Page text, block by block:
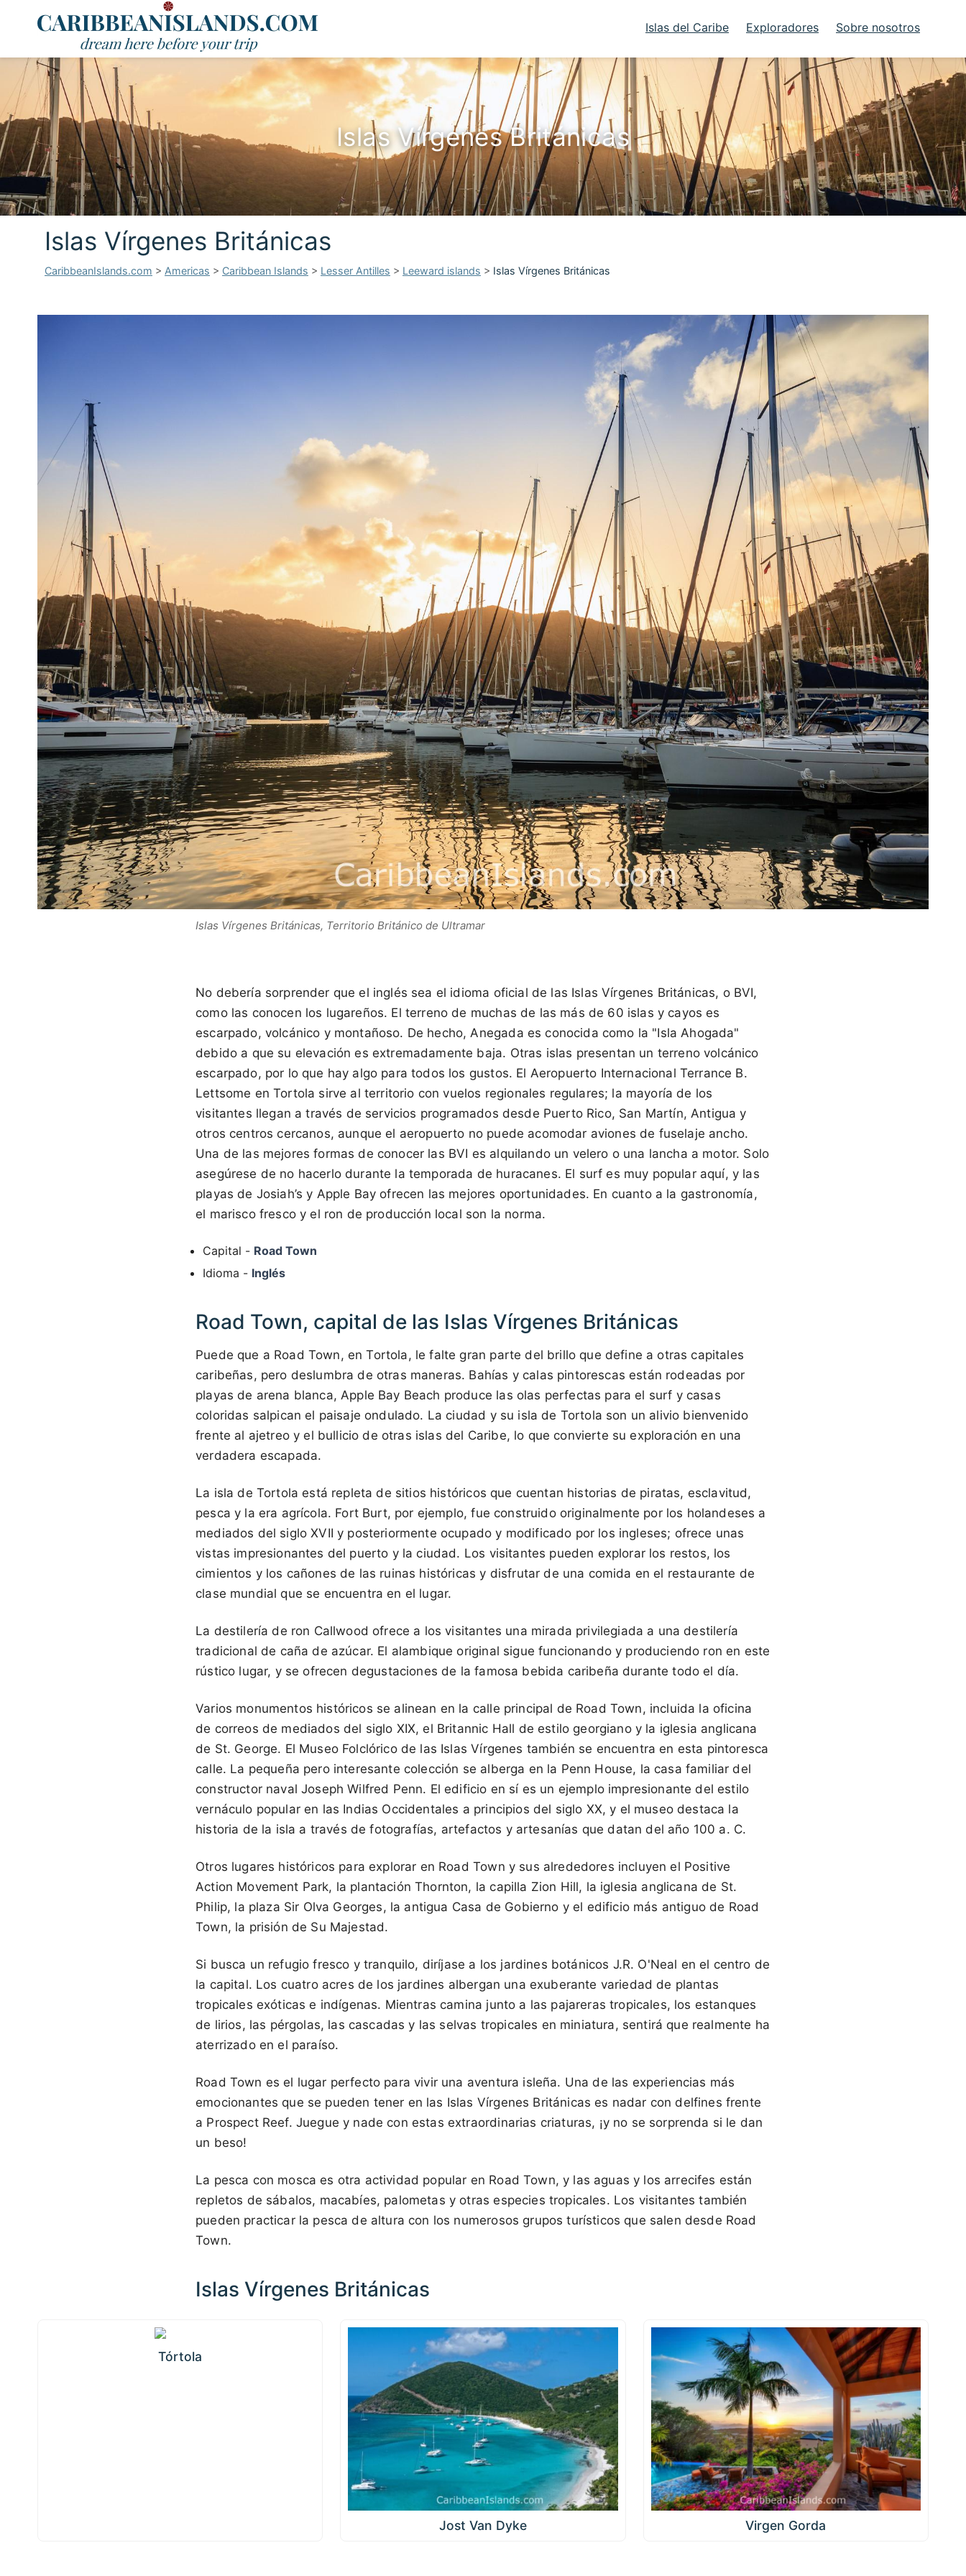
Islas del Caribe Exploradores Sobre nosotros
Islas Vírgenes Británicas
Islas Vírgenes Británicas
CaribbeanIslands.com > Americas > Caribbean Islands > Lesser Antilles > Leeward islands > Islas Vírgenes Británicas
Islas Vírgenes Británicas, Territorio Británico de Ultramar
No debería sorprender que el inglés sea el idioma oficial de las Islas Vírgenes Británicas, o BVI,
como las conocen los lugareños. El terreno de muchas de las más de 60 islas y cayos es
escarpado, volcánico y montañoso. De hecho, Anegada es conocida como la "Isla Ahogada"
debido a que su elevación es extremadamente baja. Otras islas presentan un terreno volcánico
escarpado, por lo que hay algo para todos los gustos. El Aeropuerto Internacional Terrance B.
Lettsome en Tortola sirve al territorio con vuelos regionales regulares; la mayoría de los
visitantes llegan a través de servicios programados desde Puerto Rico, San Martín, Antigua y
otros centros cercanos, aunque el aeropuerto no puede acomodar aviones de fuselaje ancho.
Una de las mejores formas de conocer las BVI es alquilando un velero o una lancha a motor. Solo
asegúrese de no hacerlo durante la temporada de huracanes. El surf es muy popular aquí, y las
playas de Josiah’s y Apple Bay ofrecen las mejores oportunidades. En cuanto a la gastronomía,
el marisco fresco y el ron de producción local son la norma.
Capital - Road Town
Idioma - Inglés
Road Town, capital de las Islas Vírgenes Británicas
Puede que a Road Town, en Tortola, le falte gran parte del brillo que define a otras capitales
caribeñas, pero deslumbra de otras maneras. Bahías y calas pintorescas están rodeadas por
playas de arena blanca, Apple Bay Beach produce las olas perfectas para el surf y casas
coloridas salpican el paisaje ondulado. La ciudad y su isla de Tortola son un alivio bienvenido
frente al ajetreo y el bullicio de otras islas del Caribe, lo que convierte su exploración en una
verdadera escapada.
La isla de Tortola está repleta de sitios históricos que cuentan historias de piratas, esclavitud,
pesca y la era agrícola. Fort Burt, por ejemplo, fue construido originalmente por los holandeses a
mediados del siglo XVII y posteriormente ocupado y modificado por los ingleses; ofrece unas
vistas impresionantes del puerto y la ciudad. Los visitantes pueden explorar los restos, los
cimientos y los cañones de las ruinas históricas y disfrutar de una comida en el restaurante de
clase mundial que se encuentra en el lugar.
La destilería de ron Callwood ofrece a los visitantes una mirada privilegiada a una destilería
tradicional de caña de azúcar. El alambique original sigue funcionando y produciendo ron en este
rústico lugar, y se ofrecen degustaciones de la famosa bebida caribeña durante todo el día.
Varios monumentos históricos se alinean en la calle principal de Road Town, incluida la oficina
de correos de mediados del siglo XIX, el Britannic Hall de estilo georgiano y la iglesia anglicana
de St. George. El Museo Folclórico de las Islas Vírgenes también se encuentra en esta pintoresca
calle. La pequeña pero interesante colección se alberga en la Penn House, la casa familiar del
constructor naval Joseph Wilfred Penn. El edificio en sí es un ejemplo impresionante del estilo
vernáculo popular en las Indias Occidentales a principios del siglo XX, y el museo destaca la
historia de la isla a través de fotografías, artefactos y artesanías que datan del año 100 a. C.
Otros lugares históricos para explorar en Road Town y sus alrededores incluyen el Positive
Action Movement Park, la plantación Thornton, la capilla Zion Hill, la iglesia anglicana de St.
Philip, la plaza Sir Olva Georges, la antigua Casa de Gobierno y el edificio más antiguo de Road
Town, la prisión de Su Majestad.
Si busca un refugio fresco y tranquilo, diríjase a los jardines botánicos J.R. O'Neal en el centro de
la capital. Los cuatro acres de los jardines albergan una exuberante variedad de plantas
tropicales exóticas e indígenas. Mientras camina junto a las pajareras tropicales, los estanques
de lirios, las pérgolas, las cascadas y las selvas tropicales en miniatura, sentirá que realmente ha
aterrizado en el paraíso.
Road Town es el lugar perfecto para vivir una aventura isleña. Una de las experiencias más
emocionantes que se pueden tener en las Islas Vírgenes Británicas es nadar con delfines frente
a Prospect Reef. Juegue y nade con estas extraordinarias criaturas, ¡y no se sorprenda si le dan
un beso!
La pesca con mosca es otra actividad popular en Road Town, y las aguas y los arrecifes están
repletos de sábalos, macabíes, palometas y otras especies tropicales. Los visitantes también
pueden practicar la pesca de altura con los numerosos grupos turísticos que salen desde Road
Town.
Islas Vírgenes Británicas
Tórtola
Jost Van Dyke Virgen Gorda